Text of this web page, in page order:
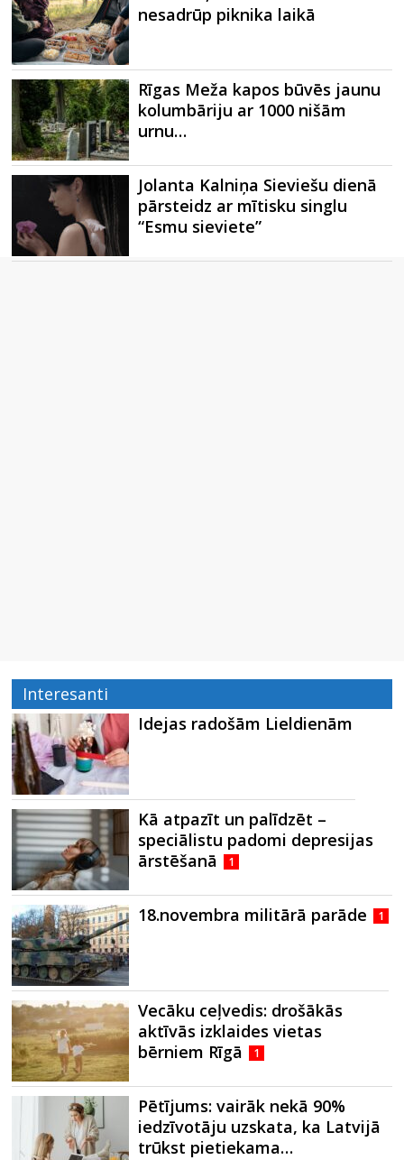
nesadrūp piknika laikā
Rīgas Meža kapos būvēs jaunu
kolumbāriju ar 1000 nišām
urnu…
Jolanta Kalniņa Sieviešu dienā
pārsteidz ar mītisku singlu
“Esmu sieviete”
Interesanti
Idejas radošām Lieldienām
Kā atpazīt un palīdzēt –
speciālistu padomi depresijas
ārstēšanā
1
18.novembra militārā parāde 1
Vecāku ceļvedis: drošākās
aktīvās izklaides vietas
bērniem Rīgā
1
Pētījums: vairāk nekā 90%
iedzīvotāju uzskata, ka Latvijā
trūkst pietiekama…